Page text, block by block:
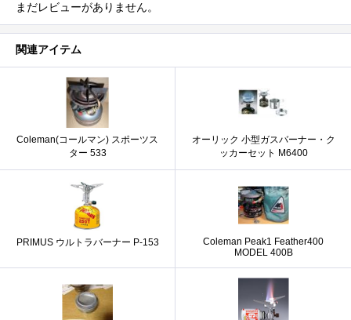
まだレビューがありません。
関連アイテム
Coleman(コールマン) スポーツス
ター 533
オーリック 小型ガスバーナー・ク
ッカーセット M6400
PRIMUS ウルトラバーナー P-153
Coleman Peak1 Feather400
MODEL 400B